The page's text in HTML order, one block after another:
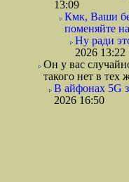
13:09
Кмк, Ваши
поменяйте
Ну ради
2026 13:22
Он у вас
такого нет в тех
В айфонах 5G
2026 16:50